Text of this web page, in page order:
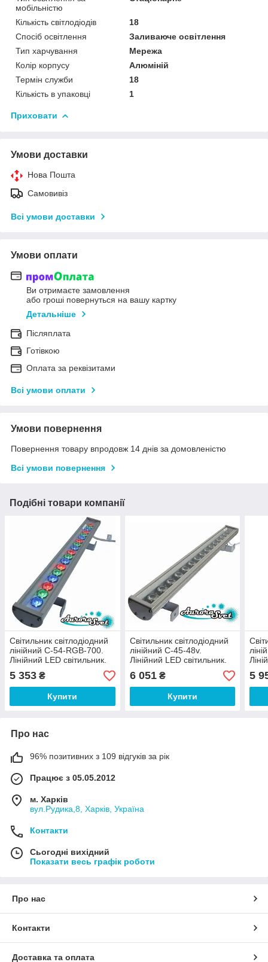
мобільністю
Кількість світлодіодів
18
Спосіб освітлення
Заливаюче освітлення
Тип харчування
Мережа
Колір корпусу
Алюміній
Термін служби
18
Кількість в упаковці
1
Приховати
Умови доставки
Нова Пошта
Самовивіз
Всі умови доставки
Умови оплати
Ви отримаєте замовлення
або гроші повернуться на вашу картку
Детальніше
Післяплата
Готівкою
Оплата за реквізитами
Всі умови оплати
Умови повернення
Повернення товару впродовж 14 днів за домовленістю
Всі умови повернення
Подібні товари компанії
Світильник світлодіодний
лінійний C-54-RGB-700.
Лінійний LED світильник.
світильник.
5 353 ₴
Купити
Світильник світлодіодний
лінійний C-45-48v.
Лінійний LED світильник.
світильник.
6 051₴
Купити
5
Про нас
96% позитивних з 109 відгуків за рік
Працює з 05.05.2012
м. Харків
вул.Рудика,8, Харків, Україна
Контакти
Сьогодні вихідний
Показати весь графік роботи
Про нас
Контакти
Доставка та оплата